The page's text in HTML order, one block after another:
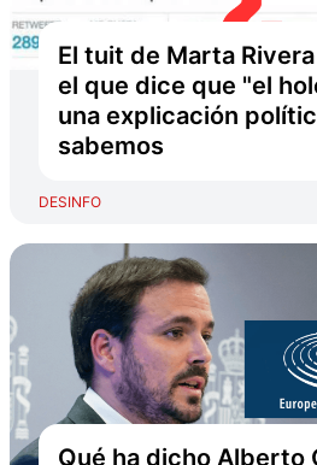
El tuit de Marta
el que dice que "el
una explicación
sabemos
DESINFO
Qué ha dicho Alberto